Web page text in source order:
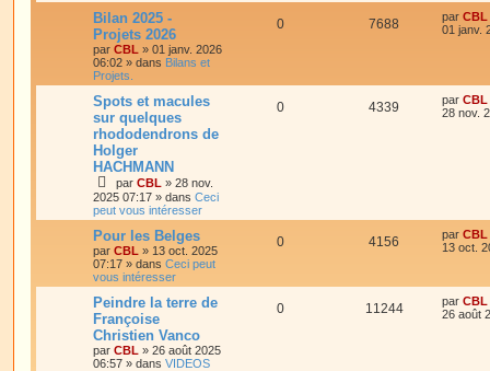
Bilan 2025 -
Projets 2026
par CBL » 01 janv. 2026
06:02 » dans Bilans et
Projets.
0 7688 par CBL
01 janv.
Spots et macules
sur quelques
rhododendrons de
Holger
HACHMANN
par CBL » 28 nov.
2025 07:17 » dans Ceci
peut vous intéresser
0 4339 par CBL
28 nov.
Pour les Belges
par CBL » 13 oct. 2025
07:17 » dans Ceci peut
vous intéresser
0 4156 par CBL
13 oct.
Peindre la terre de
Françoise
Christien Vanco
par CBL » 26 août 2025
06:57 » dans VIDEOS
0 11244 par CBL
26 août